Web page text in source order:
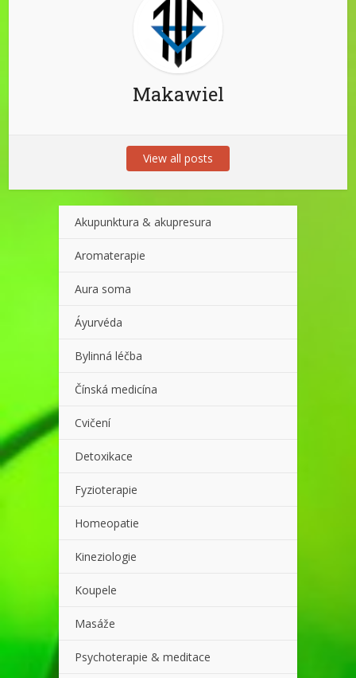
Makawiel
View all posts
Akupunktura & akupresura
Aromaterapie
Aura soma
Áyurvéda
Bylinná léčba
Čínská medicína
Cvičení
Detoxikace
Fyzioterapie
Homeopatie
Kineziologie
Koupele
Masáže
Psychoterapie & meditace